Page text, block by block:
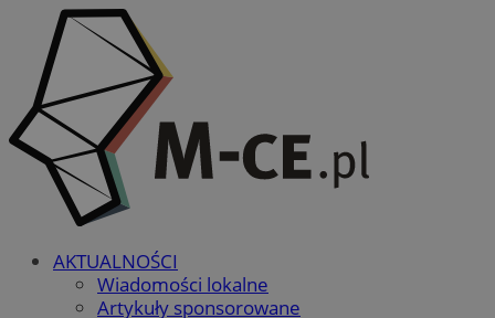
AKTUALNOŚCI
Wiadomości lokalne
Artykuły sponsorowane